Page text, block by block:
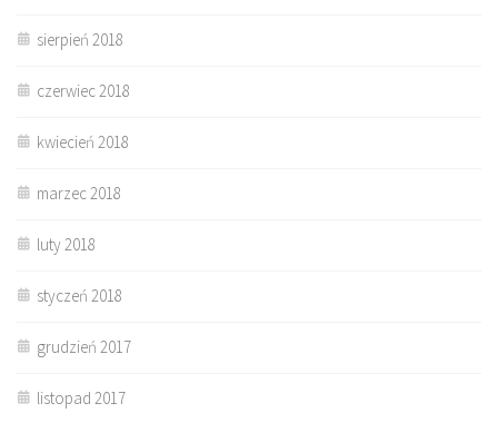
sierpień 2018
czerwiec 2018
kwiecień 2018
marzec 2018
luty 2018
styczeń 2018
grudzień 2017
listopad 2017